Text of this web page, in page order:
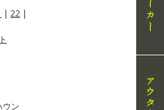
| 22 |